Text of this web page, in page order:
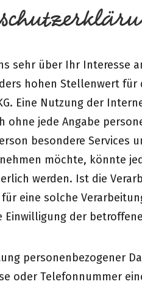
sehr über Ihr Interesse
hohen Stellenwert für
Eine Nutzung der
ohne jede Angabe
besondere Services
möchte, könnte
werden. Ist die
eine solche
Einwilligung der
personenbezogener
oder Telefonnummer